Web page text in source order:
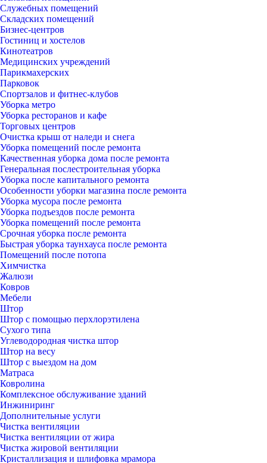
Служебных помещений
Складских помещений
Бизнес-центров
Гостиниц и хостелов
Кинотеатров
Медицинских учреждений
Парикмахерских
Парковок
Спортзалов и фитнес-клубов
Уборка метро
Уборка ресторанов и кафе
Торговых центров
Очистка крыш от наледи и снега
Уборка помещений после ремонта
Качественная уборка дома после ремонта
Генеральная послестроительная уборка
Уборка после капитального ремонта
Особенности уборки магазина после ремонта
Уборка мусора после ремонта
Уборка подъездов после ремонта
Уборка помещений после ремонта
Срочная уборка после ремонта
Быстрая уборка таунхауса после ремонта
Помещений после потопа
Химчистка
Жалюзи
Ковров
Мебели
Штор
Штор с помощью перхлорэтилена
Сухого типа
Углеводородная чистка штор
Штор на весу
Штор с выездом на дом
Матраса
Ковролина
Комплексное обслуживание зданий
Инжиниринг
Дополнительные услуги
Чистка вентиляции
Чистка вентиляции от жира
Чистка жировой вентиляции
Кристаллизация и шлифовка мрамора